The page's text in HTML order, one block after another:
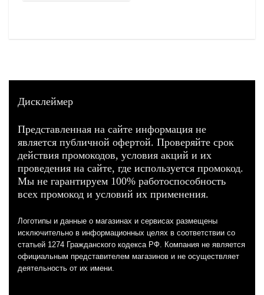
Дисклеймер
Представленная на сайте информация не
является публичной офертой. Проверяйте срок
действия промокодов, условия акций и их
проведения на сайте, где используется промокод.
Мы не гарантируем 100% работоспособность
всех промокод и условий их применения.
Логотипы и данные о магазинах и сервисах размещены
исключительно в информационных целях в соответствии со
статьей 1274 Гражданского кодекса РФ. Компания не является
официальным представителем магазинов и не осуществляет
деятельность от их имени.